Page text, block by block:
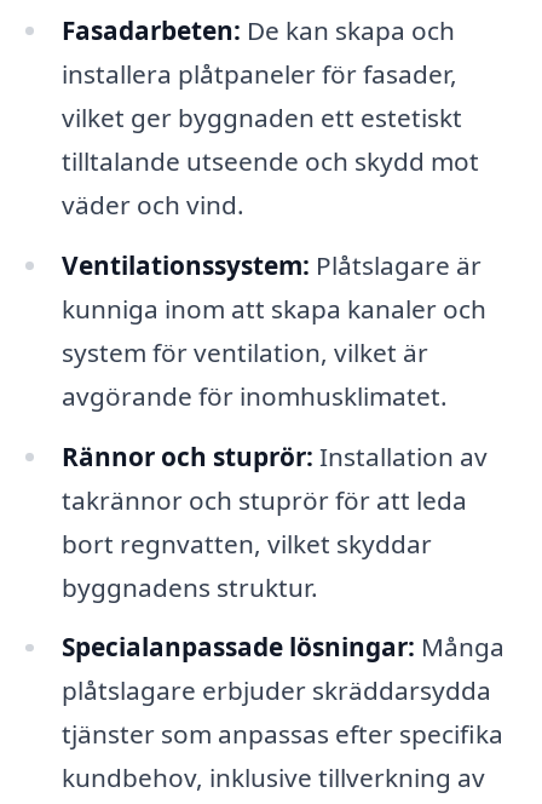
Fasadarbeten: De kan skapa och
installera plåtpaneler för fasader,
vilket ger byggnaden ett estetiskt
tilltalande utseende och skydd mot
väder och vind.
Ventilationssystem: Plåtslagare är
kunniga inom att skapa kanaler och
system för ventilation, vilket är
avgörande för inomhusklimatet.
Rännor och stuprör: Installation av
takrännor och stuprör för att leda
bort regnvatten, vilket skyddar
byggnadens struktur.
Specialanpassade lösningar: Många
plåtslagare erbjuder skräddarsydda
tjänster som anpassas efter specifika
kundbehov, inklusive tillverkning av